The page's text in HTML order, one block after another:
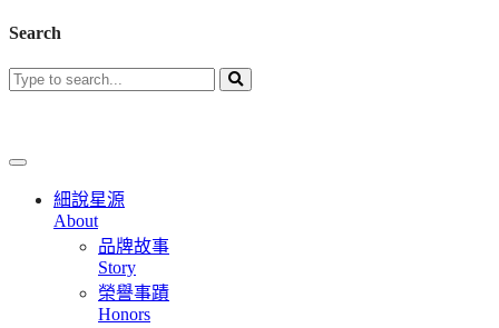
Search
細說星源
About
品牌故事
Story
榮譽事蹟
Honors